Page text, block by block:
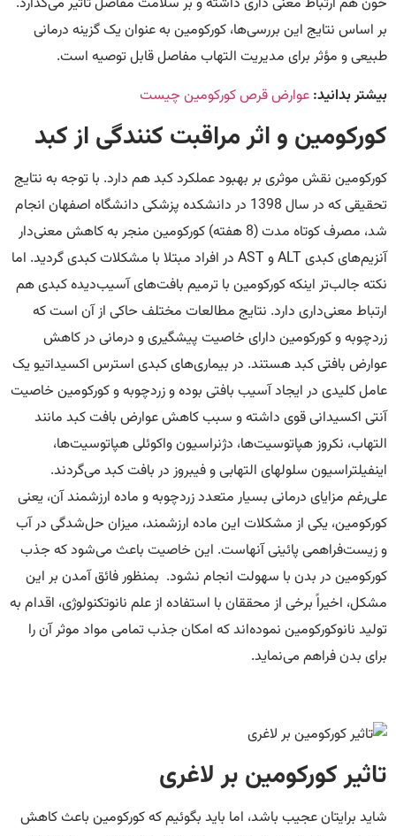
بر اساس نتایج این بررسی‌ها، کورکومین به عنوان یک گزینه درمانی
طبیعی و مؤثر برای مدیریت التهاب مفاصل قابل توصیه است.
بیشتر بدانید: عوارض قرص کورکومین چیست
کورکومین و اثر مراقبت کنندگی از کبد
کورکومین نقش موثری بر بهبود عملکرد کبد هم دارد. با توجه به نتایج
تحقیقی که در سال 1398 در دانشکده پزشکی دانشگاه اصفهان انجام
شد، مصرف کوتاه مدت (8 هفته) کورکومین منجر به کاهش معنی‌دار
آنزیم‌های کبدی ALT و AST در افراد مبتلا با مشکلات کبدی گردید. اما
نکته جالب‌تر اینکه کورکومین با ترمیم بافت‌های آسیب‌دیده کبدی هم
ارتباط معنی‌داری دارد. نتایج مطالعات مختلف حاکی از آن است که
زردچوبه و کورکومین دارای خاصیت پیشگیری و درمانی در کاهش
عوارض بافتی کبد هستند. در بیماری‌های کبدی استرس اکسیداتیو یک
عامل کلیدی در ایجاد آسیب بافتی بوده و زردچوبه و کورکومین خاصیت
آنتی اکسیدانی قوی داشته و سبب کاهش عوارض بافت کبد مانند
التهاب، نکروز هپاتوسیت‌ها، دژنراسیون واکوئلی هپاتوسیت‌ها،
اینفیلتراسیون سلولهای التهابی و فیبروز در بافت کبد می‌گردند.
علی‌رغم مزایای درمانی بسیار متعدد زردچوبه و ماده ارزشمند آن، یعنی
کورکومین، یکی از مشکلات این ماده ارزشمند، میزان حل‌شدگی در آب
و زیست‌فراهمی پائینی آنهاست. این خاصیت باعث می‌شود که جذب
کورکومین در بدن با سهولت انجام نشود. بمنظور فائق آمدن بر این
مشکل، اخیراً برخی از محققان با استفاده از علم نانوتکنولوژی، اقدام به
تولید نانوکورکومین نموده‌اند که امکان جذب تمامی مواد موثر آن را
برای بدن فراهم می‌نماید.
تاثیر کورکومین بر لاغری
شاید برایتان عجیب باشد، اما باید بگوئیم که کورکومین باعث کاهش